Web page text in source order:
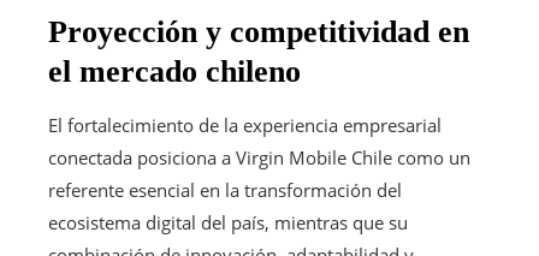
Proyección y competitividad en
el mercado chileno
El fortalecimiento de la experiencia empresarial
conectada posiciona a Virgin Mobile Chile como un
referente esencial en la transformación del
ecosistema digital del país, mientras que su